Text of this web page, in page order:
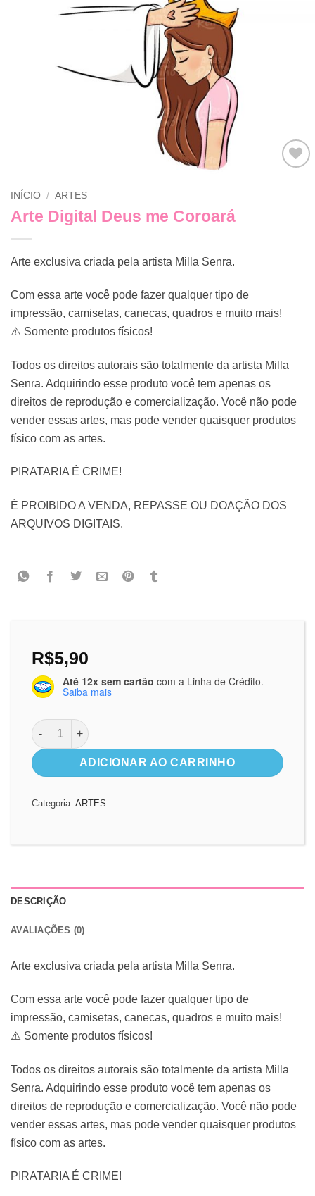
INÍCIO / ARTES
Arte Digital Deus me Coroará
Arte exclusiva criada pela artista Milla Senra.
Com essa arte você pode fazer qualquer tipo de
impressão, camisetas, canecas, quadros e muito mais!
⚠️ Somente produtos físicos!
Todos os direitos autorais são totalmente da artista Milla
Senra. Adquirindo esse produto você tem apenas os
direitos de reprodução e comercialização. Você não pode
vender essas artes, mas pode vender quaisquer produtos
físico com as artes.
PIRATARIA É CRIME!
É PROIBIDO A VENDA, REPASSE OU DOAÇÃO DOS
ARQUIVOS DIGITAIS.
R$5,90
Até 12x sem cartão com a Linha de Crédito.
Saiba mais
Arte Digital Deus me Coroará quantidade
ADICIONAR AO CARRINHO
Categoria: ARTES
DESCRIÇÃO
AVALIAÇÕES (0)
Arte exclusiva criada pela artista Milla Senra.
Com essa arte você pode fazer qualquer tipo de
impressão, camisetas, canecas, quadros e muito mais!
⚠️ Somente produtos físicos!
Todos os direitos autorais são totalmente da artista Milla
Senra. Adquirindo esse produto você tem apenas os
direitos de reprodução e comercialização. Você não pode
vender essas artes, mas pode vender quaisquer produtos
físico com as artes.
PIRATARIA É CRIME!